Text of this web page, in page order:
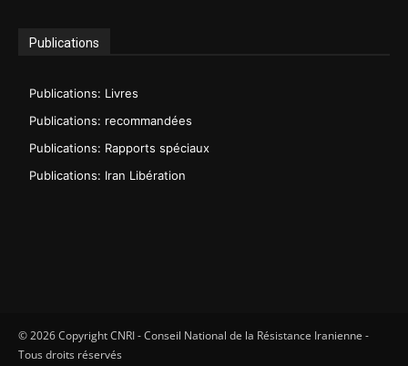
Publications
Publications: Livres
Publications: recommandées
Publications: Rapports spéciaux
Publications: Iran Libération
© 2026 Copyright CNRI - Conseil National de la Résistance Iranienne -
Tous droits réservés